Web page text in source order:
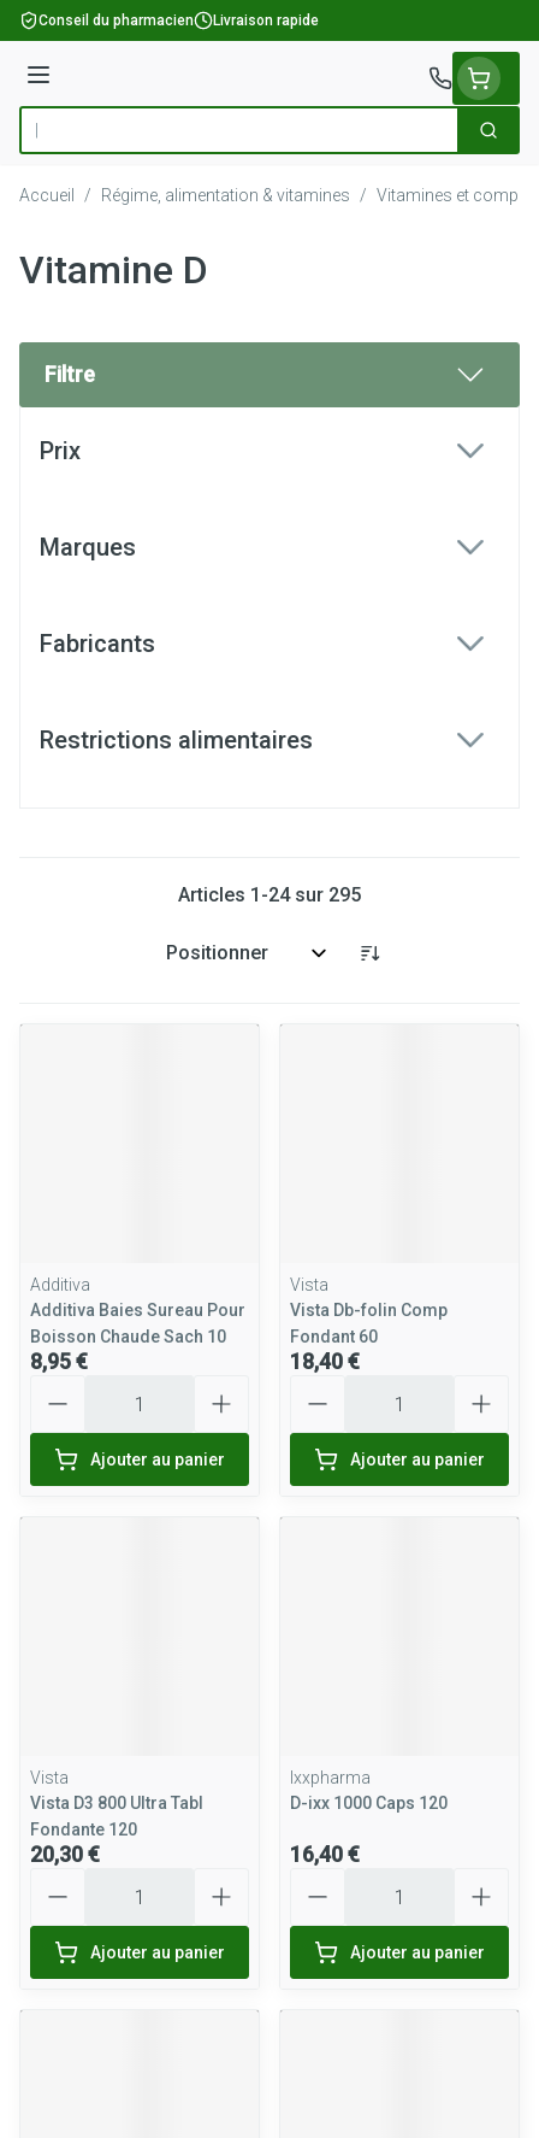
Aller au contenu
Conseil du pharmacien Livraison rapide
Menu
Rechercher
Accueil / Régime, alimentation & vitamines / Vitamines et
Vitamine D
Filtre
Prix
Marques
Fabricants
Restrictions alimentaires
Articles 1 -24sur 295
Trier par:
Additiva
Additiva Baies Sureau Pour
Boisson Chaude Sach 10
8,95 €
Ajouter au panier
Vista
Vista Db-folin Comp
Fondant 60
18,40 €
Ajouter au panier
Vista
Vista D3 800 Ultra Tabl
Fondante 120
20,30 €
Ajouter au panier
Ixxpharma
D-ixx 1000 Caps 120
16,40 €
Ajouter au panier